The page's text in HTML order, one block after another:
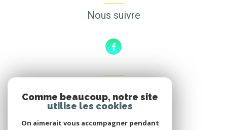
Nous suivre
Nous adhérons
Comme beaucoup, notre site
utilise les cookies
On aimerait vous accompagner pendant